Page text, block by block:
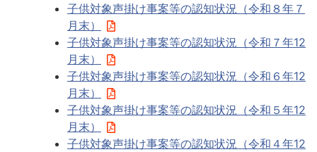
子供対象声掛け事案等の認知状況（令和８年７
月末）
子供対象声掛け事案等の認知状況（令和７年12
月末）
子供対象声掛け事案等の認知状況（令和６年12
月末）
子供対象声掛け事案等の認知状況（令和５年12
月末）
子供対象声掛け事案等の認知状況（令和４年12